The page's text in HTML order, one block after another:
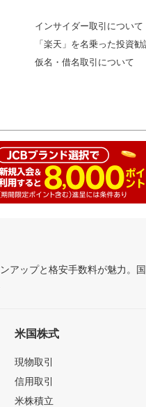
インサイダー取引について
「楽天」を名乗った投資
仮名・借名取引について
アップと格安手数料が魅力。
米国株式
現物取引
信用取引
米株積立